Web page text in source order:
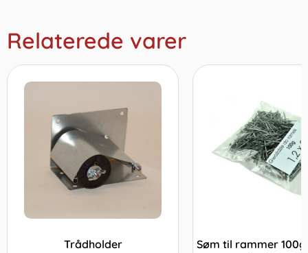
Relaterede varer
Trådholder
Søm til rammer 100g